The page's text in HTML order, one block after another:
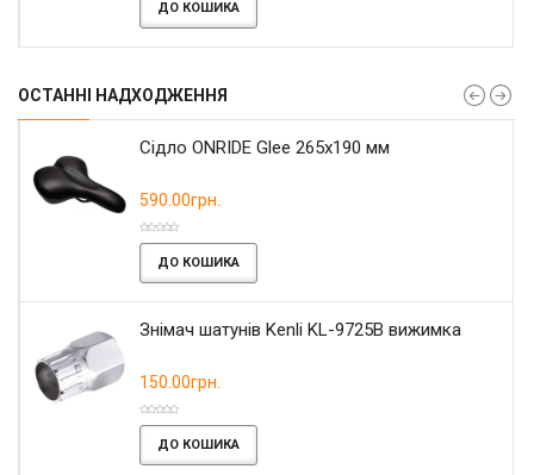
ДО КОШИКА
ОСТАННІ НАДХОДЖЕННЯ
Сідло ONRIDE Glee 265x190 мм
590.00грн.
ДО КОШИКА
Знімач шатунів Kenli KL-9725B вижимка
150.00грн.
ДО КОШИКА